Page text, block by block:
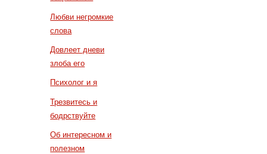
Любви негромкие
слова
Довлеет дневи
злоба его
Психолог и я
Трезвитесь и
бодрствуйте
Об интересном и
полезном